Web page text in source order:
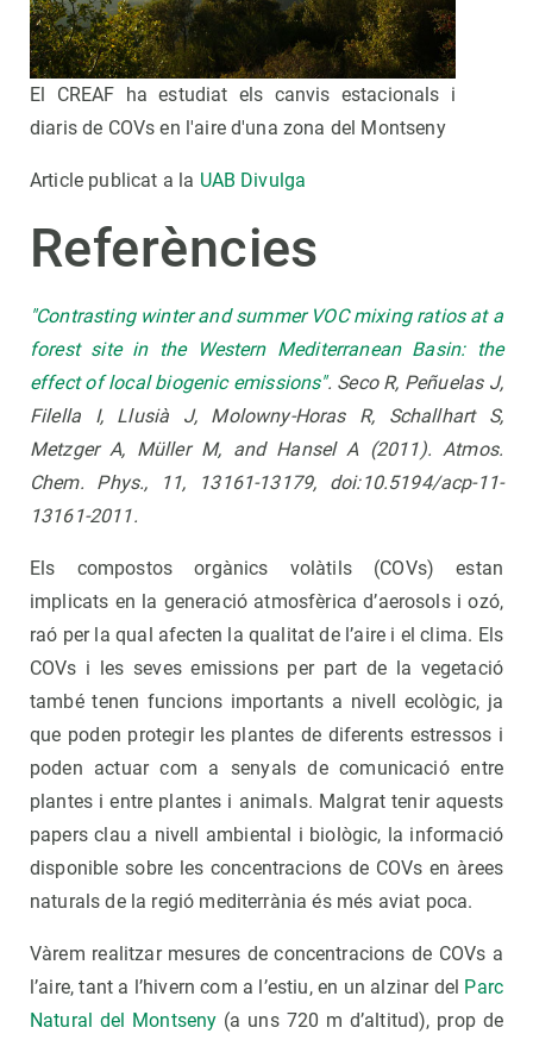
El CREAF ha estudiat els canvis estacionals i
diaris de COVs en l'aire d'una zona del Montseny
Article publicat a la UAB Divulga
Referències
"Contrasting winter and summer VOC mixing ratios at a
forest site in the Western Mediterranean Basin: the
effect of local biogenic emissions". Seco R, Peñuelas J,
Filella I, Llusià J, Molowny-Horas R, Schallhart S,
Metzger A, Müller M, and Hansel A (2011). Atmos.
Chem. Phys., 11, 13161-13179, doi:10.5194/acp-11-
13161-2011.
Els compostos orgànics volàtils (COVs) estan
implicats en la generació atmosfèrica d’aerosols i ozó,
raó per la qual afecten la qualitat de l’aire i el clima. Els
COVs i les seves emissions per part de la vegetació
també tenen funcions importants a nivell ecològic, ja
que poden protegir les plantes de diferents estressos i
poden actuar com a senyals de comunicació entre
plantes i entre plantes i animals. Malgrat tenir aquests
papers clau a nivell ambiental i biològic, la informació
disponible sobre les concentracions de COVs en àrees
naturals de la regió mediterrània és més aviat poca.
Vàrem realitzar mesures de concentracions de COVs a
l’aire, tant a l’hivern com a l’estiu, en un alzinar del Parc
Natural del Montseny (a uns 720 m d’altitud), prop de